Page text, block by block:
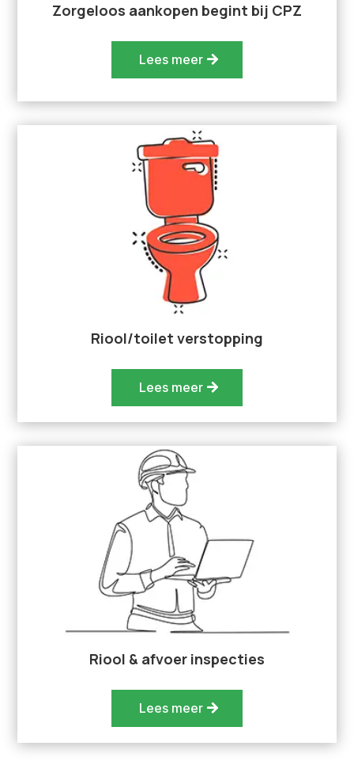
Zorgeloos aankopen begint bij CPZ
Lees meer
Riool/toilet verstopping
Lees meer
Riool & afvoer inspecties
Lees meer